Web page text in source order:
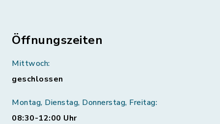
Öffnungszeiten
Mittwoch:
geschlossen
Montag, Dienstag, Donnerstag, Freitag:
08:30-12:00 Uhr